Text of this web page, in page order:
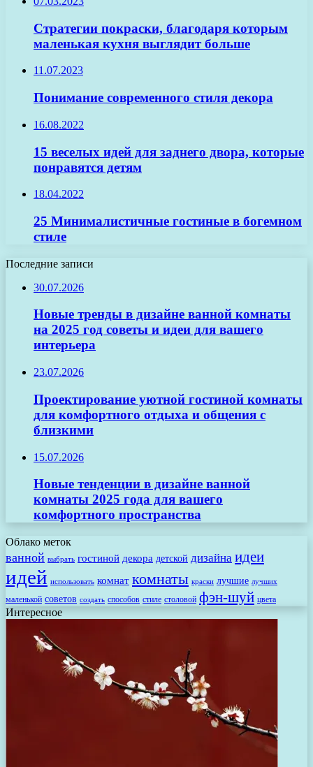
Стратегии покраски, благодаря которым
маленькая кухня выглядит больше
11.07.2023
Понимание современного стиля декора
16.08.2022
15 веселых идей для заднего двора, которые
понравятся детям
18.04.2022
25 Минималистичные гостиные в богемном
стиле
Последние записи
30.07.2026
Новые тренды в дизайне ванной комнаты
на 2025 год советы и идеи для вашего
интерьера
23.07.2026
Проектирование уютной гостиной комнаты
для комфортного отдыха и общения с
близкими
15.07.2026
Новые тенденции в дизайне ванной
комнаты 2025 года для вашего
комфортного пространства
Облако меток
ванной выбрать гостиной декора детской дизайна идеи
идей использовать комнат комнаты краски лучшие лучших
маленькой советов создать способов стиле столовой фэн-шуй цвета
Интересное